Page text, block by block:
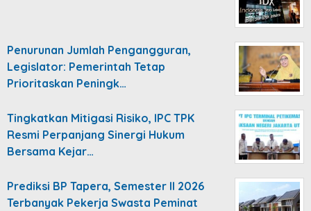
Penurunan Jumlah Pengangguran,
Legislator: Pemerintah Tetap
Prioritaskan Peningk…
Tingkatkan Mitigasi Risiko, IPC TPK
Resmi Perpanjang Sinergi Hukum
Bersama Kejar…
Prediksi BP Tapera, Semester II 2026
Terbanyak Pekerja Swasta Peminat